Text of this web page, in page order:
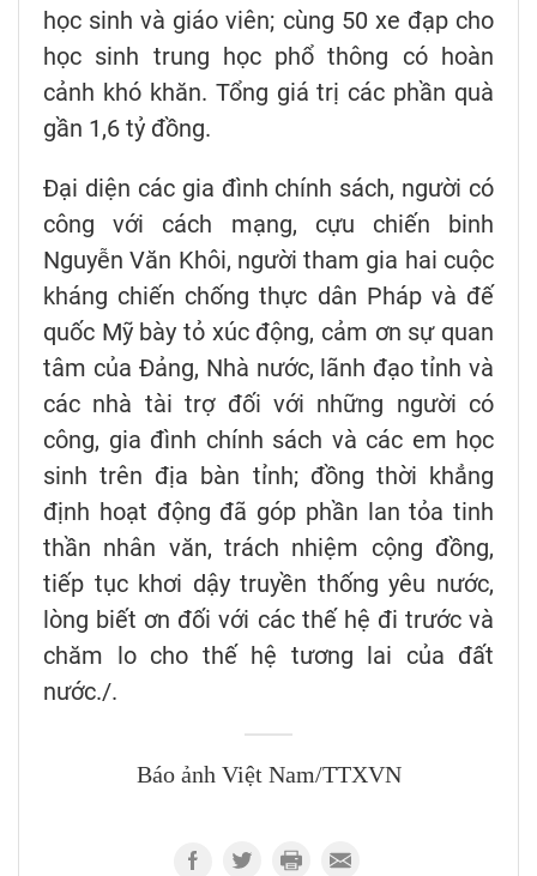
học sinh và giáo viên; cùng 50 xe đạp cho
học sinh trung học phổ thông có hoàn
cảnh khó khăn. Tổng giá trị các phần quà
gần 1,6 tỷ đồng.
Đại diện các gia đình chính sách, người có
công với cách mạng, cựu chiến binh
Nguyễn Văn Khôi, người tham gia hai cuộc
kháng chiến chống thực dân Pháp và đế
quốc Mỹ bày tỏ xúc động, cảm ơn sự quan
tâm của Đảng, Nhà nước, lãnh đạo tỉnh và
các nhà tài trợ đối với những người có
công, gia đình chính sách và các em học
sinh trên địa bàn tỉnh; đồng thời khẳng
định hoạt động đã góp phần lan tỏa tinh
thần nhân văn, trách nhiệm cộng đồng,
tiếp tục khơi dậy truyền thống yêu nước,
lòng biết ơn đối với các thế hệ đi trước và
chăm lo cho thế hệ tương lai của đất
nước./.
Báo ảnh Việt Nam/TTXVN